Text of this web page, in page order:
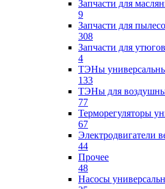
Запчасти для
9
Запчасти для
308
Запчасти для утюгов
4
ТЭНы
133
ТЭНы для
77
Терморегуляторы
67
Электродвигатели
44
Прочее
48
Насосы